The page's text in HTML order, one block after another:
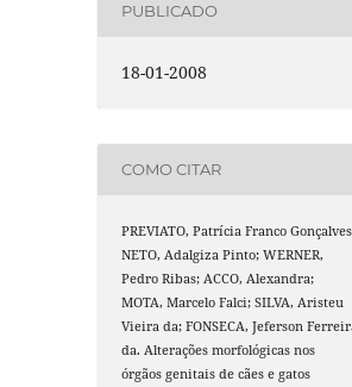
PUBLICADO
18-01-2008
COMO CITAR
PREVIATO, Patrícia Franco
NETO, Adalgiza Pinto; WERNER,
Pedro Ribas; ACCO, Alexandra;
MOTA, Marcelo Falci; SILVA, Aristeu
Vieira da; FONSECA, Jeferson
da. Alterações morfológicas nos
órgãos genitais de cães e gatos